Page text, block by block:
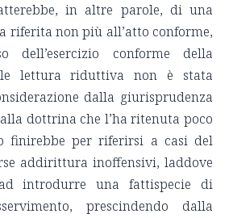
in altre parole, di una
riferita non più all’atto conforme,
dell’esercizio conforme della
lettura riduttiva non è stata
dalla giurisprudenza
dottrina che l’ha ritenuta poco
finirebbe per riferirsi a casi del
addirittura inoffensivi, laddove
introdurre una fattispecie di
prescindendo dalla